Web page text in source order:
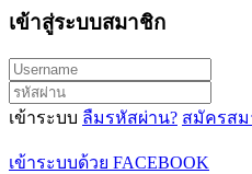
เข้าสู่ระบบสมาชิก
เข้าระบบ ลืมรหัสผ่าน? สมัครส
เข้าระบบด้วย FACEBOOK